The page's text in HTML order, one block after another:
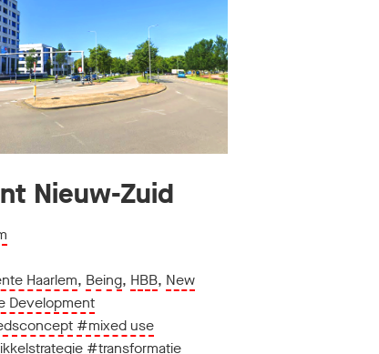
Nieuw-Zuid
Haarlem, Being, HBB, New
Development
#mixed use
#transformatie